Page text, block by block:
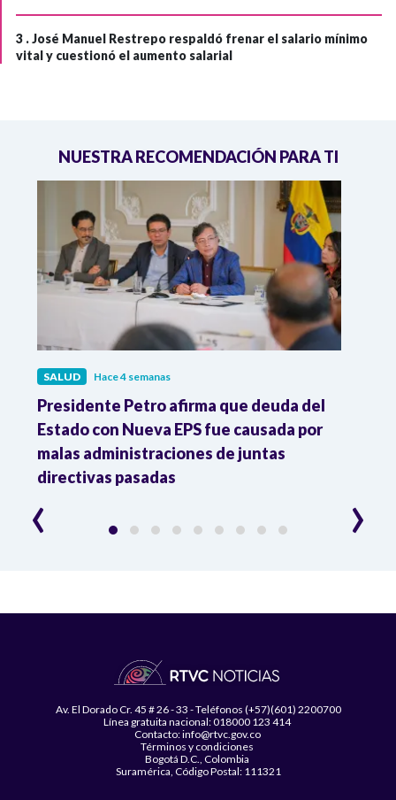
3 .José Manuel Restrepo respaldó frenar el salario mínimo
vital y cuestionó el aumento salarial
NUESTRA RECOMENDACIÓN PARA TI
SALUD Hace 4 semanas
Presidente Petro afirma que deuda del
Estado con Nueva EPS fue causada por
malas administraciones de juntas
directivas pasadas
‹ ›
Av. El Dorado Cr. 45 # 26 - 33 - Teléfonos (+57)(601) 2200700
Línea gratuita nacional: 018000 123 414
Contacto: info@rtvc.gov.co
Términos y condiciones
Bogotá D.C., Colombia
Suramérica, Código Postal: 111321